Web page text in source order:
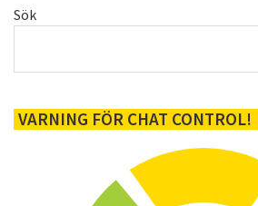
Primärt
Sök
VARNING FÖR CHAT CONTROL!